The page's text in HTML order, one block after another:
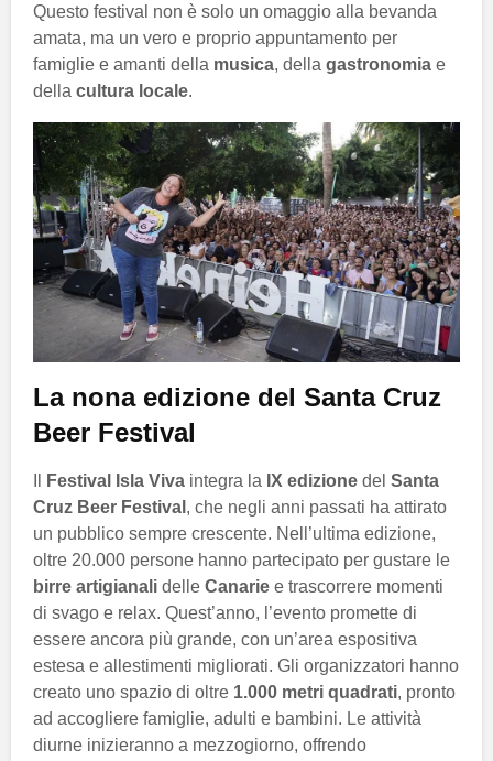
Questo festival non è solo un omaggio alla bevanda
amata, ma un vero e proprio appuntamento per
famiglie e amanti della musica, della gastronomia e
della cultura locale.
La nona edizione del Santa Cruz
Beer Festival
Festival Isla Viva integra la IX edizione del Santa
Cruz Beer Festival , che negli anni passati ha attirato
un pubblico sempre crescente. Nell’ultima edizione,
oltre 20.000 persone hanno partecipato per gustare le
birre artigianali delle Canarie e trascorrere momenti
di svago e relax. Quest’anno, l’evento promette di
essere ancora più grande, con un’area espositiva
estesa e allestimenti migliorati. Gli organizzatori hanno
creato uno spazio di oltre 1.000 metri quadrati, pronto
ad accogliere famiglie, adulti e bambini. Le attività
diurne inizieranno a mezzogiorno, offrendo